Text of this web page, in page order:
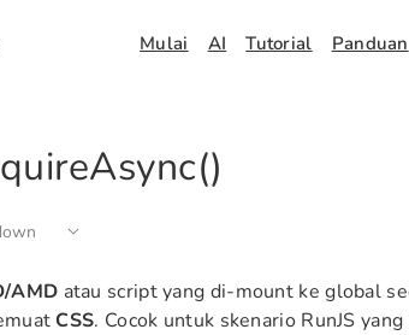
Mulai AI Tutorial Panduan
AMD atau script yang di-mount ke global
CSS. Cocok untuk skenario RunJS